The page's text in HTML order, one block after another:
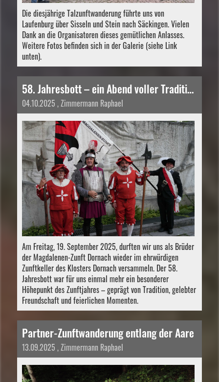
Die diesjährige Talzunftwanderung führte uns von
Laufenburg über Sisseln und Stein nach Säckingen. Vielen
Dank an die Organisatoren dieses gemütlichen Anlasses.
Weitere Fotos befinden sich in der Galerie (siehe Link
unten).
58. Jahresbott – ein Abend voller Tradition, Emotionen und Kameradschaft
04.10.2025 , Zimmermann Raphael
Am Freitag, 19. September 2025, durften wir uns als Brüder
der Magdalenen-Zunft Dornach wieder im ehrwürdigen
Zunftkeller des Klosters Dornach versammeln. Der 58.
Jahresbott war für uns einmal mehr ein besonderer
Höhepunkt des Zunftjahres – geprägt von Tradition, gelebter
Freundschaft und feierlichen Momenten.
Partner-Zunftwanderung entlang der Aare
13.09.2025 , Zimmermann Raphael